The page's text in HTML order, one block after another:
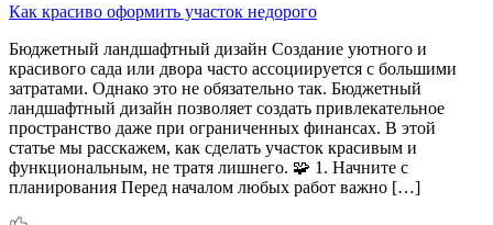
Как красиво оформить участок недорого
Бюджетный ландшафтный дизайн Создание уютного и
красивого сада или двора часто ассоциируется с большими
затратами. Однако это не обязательно так. Бюджетный
ландшафтный дизайн позволяет создать привлекательное
пространство даже при ограниченных финансах. В этой
статье мы расскажем, как сделать участок красивым и
функциональным, не тратя лишнего. 🧩 1. Начните с
планирования Перед началом любых работ важно […]